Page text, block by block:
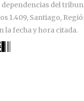
del
1.409, Santiago,
la fecha y hora citada.